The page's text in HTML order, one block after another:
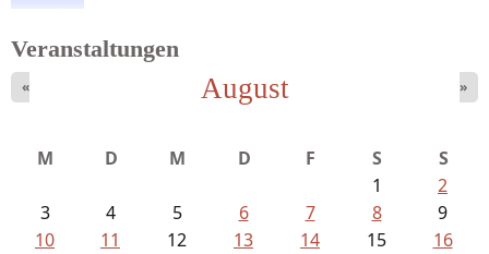
Meinhold, Gottfried - Lachverbot...
Veranstaltungen
August
« »
M D M D F S
S
1
2
3
4 5 6 7 8
9
10
11 12 13 14 15
16